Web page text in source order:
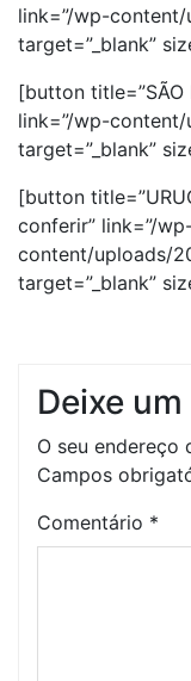
link=”/wp-content/
target=”_blank”
[button
link=”/wp-content/
target=”_blank”
[button
conferir” link=”/
content/uploads/
target=”_blank”
Deixe
O seu endereço
Campos
Comentário *